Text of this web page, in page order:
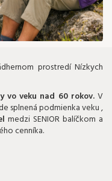
prostredí Nízkych
vo veku nad 60 rokov.V
splnená podmienka veku ,
medzi SENIOR balíčkom a
cenníka.